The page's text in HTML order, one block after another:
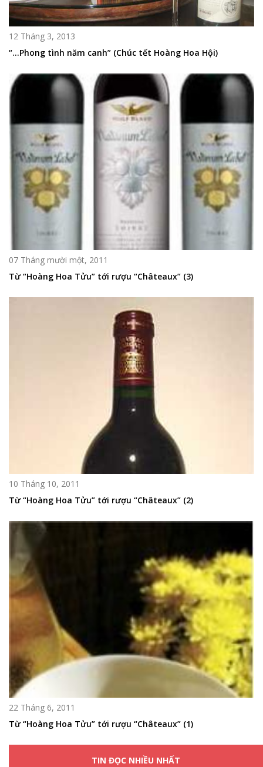
12 Tháng 3, 2013
“…Phong tình năm canh” (Chúc tết Hoàng Hoa Hội)
07 Tháng mười một, 2011
Từ “Hoàng Hoa Tửu” tới rượu “Châteaux” (3)
10 Tháng 10, 2011
Từ “Hoàng Hoa Tửu” tới rượu “Châteaux” (2)
22 Tháng 6, 2011
Từ “Hoàng Hoa Tửu” tới rượu “Châteaux” (1)
TIN ĐỌC NHIỀU NHẤT